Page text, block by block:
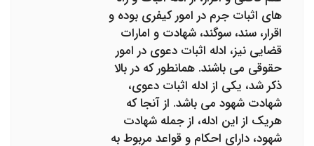
های اثبات جرم در امور کیفری بوده و
اقرار، سند، سوگند، شهادت و امارات
قضایی نیز، ادله اثبات دعوی در امور
حقوقی می باشند. همانطور که در بالا
ذکر شد، یکی از ادله اثبات دعوی،
شهادت شهود می باشد. از آنجا که
هریک از این ادله، از جمله شهادت
شهود، دارای احکام و قواعد مربوط به